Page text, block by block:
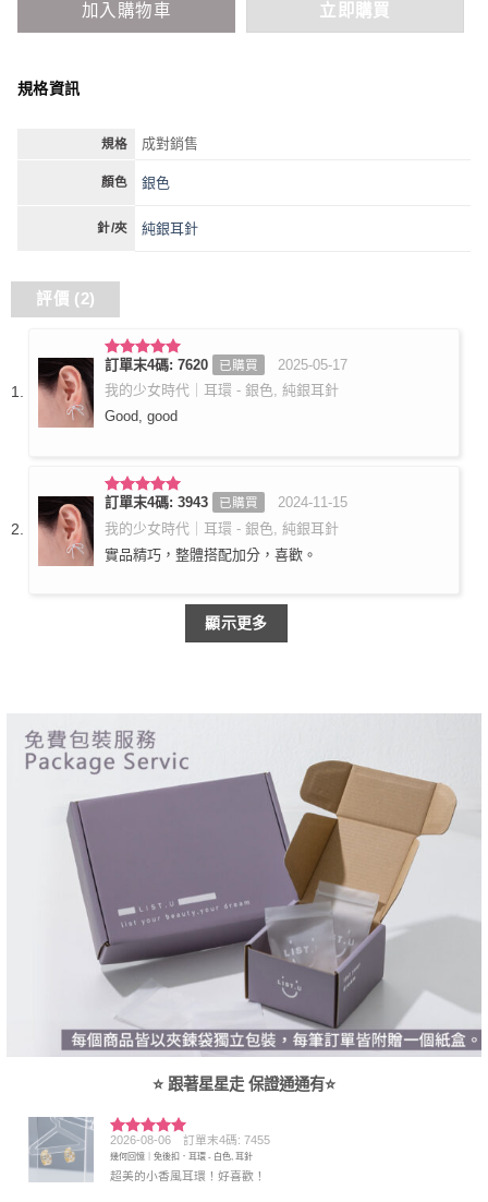
加入購物車 立即購買
規格資訊
規格 成對銷售
顏色 銀色
針/夾 純銀耳針
評價 (2)
評分5滿
分 5
訂單末4碼: 7620 已購買
2025-05-17
我的少女時代｜耳環 - 銀色, 純銀耳針
Good, good
評分5滿
分 5
訂單末4碼: 3943 已購買
2024-11-15
我的少女時代｜耳環 - 銀色, 純銀耳針
實品精巧，整體搭配加分，喜歡。
顯示更多
⭐ 跟著星星走 保證通通有⭐
評分5 滿
分 5
2026-08-06 訂單末4碼: 7455
幾何回憶｜免後扣．耳環 - 白色, 耳針
超美的小香風耳環！好喜歡！